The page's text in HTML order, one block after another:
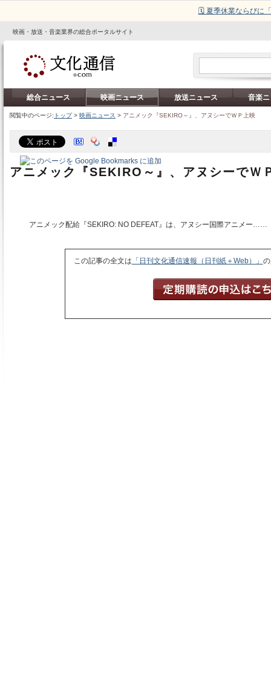
🗓️ 夏季休業ならびに
映画・放送・音楽業界の総合ポータルサイト
総合ニュース 映画ニュース 放送ニュース 音楽
閲覧中のページ: トップ> 映画ニュース > アニメック『SEKIRO～』、アヌシーでＷＰ上映
アニメック『SEKIRO～』、アヌシーでＷ
アニメック配給『SEKIRO: NO DEFEAT』は、アヌシー国際アニメー……
この記事の全文は 「日刊文化通信速報（日刊紙＋Web）」